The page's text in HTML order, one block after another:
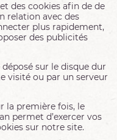
des cookies afin de de
relation avec des
plus rapidement,
des publicités
sur le disque dur
visité ou par un serveur
la première fois, le
permet d’exercer vos
sur notre site.